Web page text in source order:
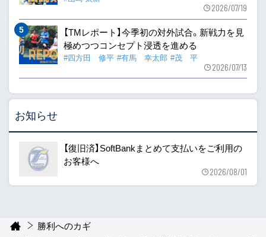
2026/07/19
【TMレポート】今季初の対外試合。新戦力を見
極めつつコンセプト浸透を進める
#四方田 修平 #有馬 幸太郎 #茂 平
2026/07/13
お知らせ
【復旧済】SoftBankまとめて支払いをご利用の
お客様へ
2026/08/01
勝利へのカギ